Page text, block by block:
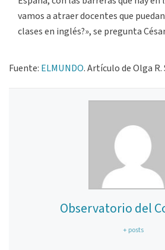
vamos a atraer docentes que
clases en inglés?», se pregunta
Fuente: ELMUNDO. Artículo de Olga
Observatorio del
+ posts